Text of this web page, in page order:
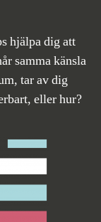
hjälpa dig att
samma känsla
tar av dig
eller hur?